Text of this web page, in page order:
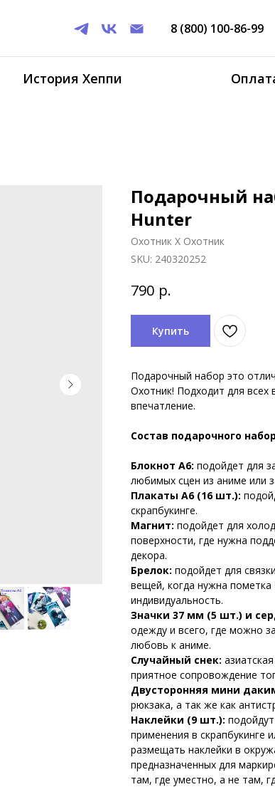
8 (800) 100-86-99
История Хеппи
Подарочный
Hunter
Охотник Х Охотник
SKU: 240320252
790 р.
Купить
Подарочный набор это
Охотник! Подходит для всех
впечатление.
Состав подарочного
Блокнот А6: подойдет для
любимых сцен из аниме или
Плакаты А6 (16 шт.):
скрапбукинге.
Магнит: подойдет для
поверхности, где нужна
декора.
Брелок: подойдет для
вещей, когда нужна
индивидуальность.
Значки 37 мм (5 шт.) и
одежду и всего, где можно
любовь к аниме.
Случайный снек:
приятное сопровождение
Двусторонняя мини
рюкзака, а так же как
Наклейки (9 шт.):
применения в скрапбукинге
размещать наклейки в
предназначенных для
там, где уместно, а не там,